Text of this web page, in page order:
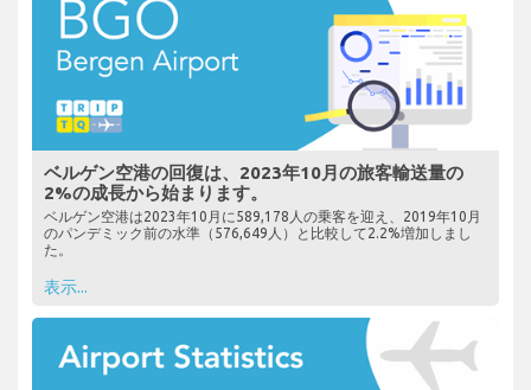
ベルゲン空港の回復は、2023年10月の旅客輸送量の
2%の成長から始まります。
ベルゲン空港は2023年10月に589,178人の乗客を迎え、2019年10月
のパンデミック前の水準（576,649人）と比較して2.2%増加しまし
た。
表示...